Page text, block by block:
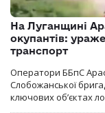
На Луганщині
окупантів:
транспорт
Оператори ББпС
Слобожанської
ключових об’єктах